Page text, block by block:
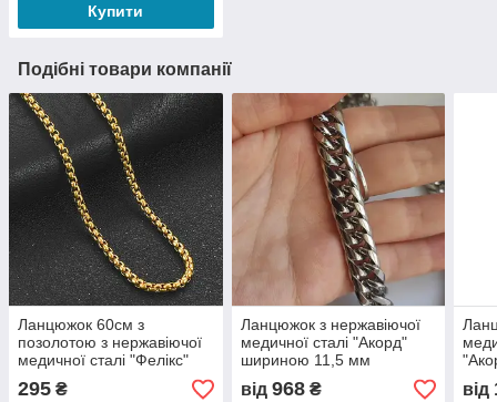
Купити
Подібні товари компанії
Ланцюжок 60см з
позолотою з нержавіючої
медичної сталі "Фелікс"
шириною 3 мм
295 ₴
Ланцюжок з нержавіючої
медичної сталі "Акорд"
шириною 11,5 мм
від 968₴ від